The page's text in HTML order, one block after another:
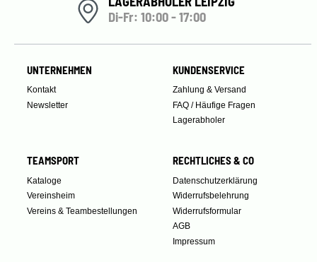
Di-Fr: 10:00 - 17:00
UNTERNEHMEN
Kontakt
Newsletter
KUNDENSERVICE
Zahlung & Versand
FAQ / Häufige Fragen
Lagerabholer
TEAMSPORT
Kataloge
Vereinsheim
Vereins & Teambestellungen
RECHTLICHES & CO
Datenschutzerklärung
Widerrufsbelehrung
Widerrufsformular
AGB
Impressum